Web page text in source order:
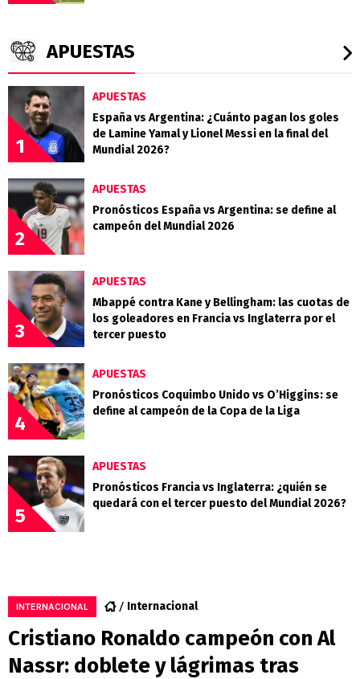
APUESTAS
1
APUESTAS
España vs Argentina: ¿Cuánto pagan los goles
de Lamine Yamal y Lionel Messi en la final del
Mundial 2026?
2
APUESTAS
Pronósticos España vs Argentina: se define al
campeón del Mundial 2026
3
APUESTAS
Mbappé contra Kane y Bellingham: las cuotas de
los goleadores en Francia vs Inglaterra por el
tercer puesto
4
APUESTAS
Pronósticos Coquimbo Unido vs O’Higgins: se
define al campeón de la Copa de la Liga
5
APUESTAS
Pronósticos Francia vs Inglaterra: ¿quién se
quedará con el tercer puesto del Mundial 2026?
INTERNACIONAL Internacional
Cristiano Ronaldo campeón con Al
Nassr: doblete y lágrimas tras